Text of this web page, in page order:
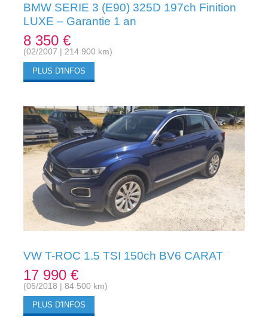
BMW SERIE 3 (E90) 325D 197ch Finition
LUXE – Garantie 1 an
8 350 €
(02/2007 | 214 900 km)
PLUS D'INFOS
VW T-ROC 1.5 TSI 150ch BV6 CARAT
17 990 €
(05/2018 | 84 500 km)
PLUS D'INFOS